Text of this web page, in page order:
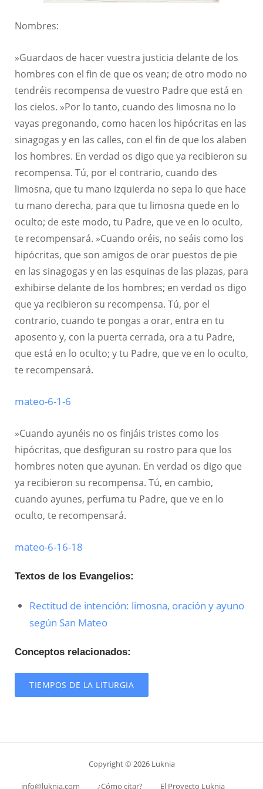
Nombres:
»Guardaos de hacer vuestra justicia delante de los
hombres con el fin de que os vean; de otro modo no
tendréis recompensa de vuestro Padre que está en
los cielos. »Por lo tanto, cuando des limosna no lo
vayas pregonando, como hacen los hipócritas en las
sinagogas y en las calles, con el fin de que los alaben
los hombres. En verdad os digo que ya recibieron su
recompensa. Tú, por el contrario, cuando des
limosna, que tu mano izquierda no sepa lo que hace
tu mano derecha, para que tu limosna quede en lo
oculto; de este modo, tu Padre, que ve en lo oculto,
te recompensará. »Cuando oréis, no seáis como los
hipócritas, que son amigos de orar puestos de pie
en las sinagogas y en las esquinas de las plazas, para
exhibirse delante de los hombres; en verdad os digo
que ya recibieron su recompensa. Tú, por el
contrario, cuando te pongas a orar, entra en tu
aposento y, con la puerta cerrada, ora a tu Padre,
que está en lo oculto; y tu Padre, que ve en lo oculto,
te recompensará.
mateo-6-1-6
»Cuando ayunéis no os finjáis tristes como los
hipócritas, que desfiguran su rostro para que los
hombres noten que ayunan. En verdad os digo que
ya recibieron su recompensa. Tú, en cambio,
cuando ayunes, perfuma tu Padre, que ve en lo
oculto, te recompensará.
mateo-6-16-18
Textos de los Evangelios:
Rectitud de intención: limosna, oración y ayuno
según San Mateo
Conceptos relacionados:
TIEMPOS DE LA LITURGIA
Copyright © 2026 Luknia
info@luknia.com ¿Cómo citar? El Proyecto Luknia